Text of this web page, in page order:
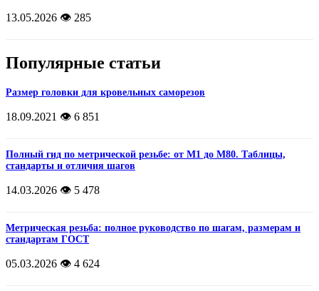
13.05.2026 👁️ 285
Популярные статьи
Размер головки для кровельных саморезов
18.09.2021 👁️ 6 851
Полный гид по метрической резьбе: от М1 до М80. Таблицы,
стандарты и отличия шагов
14.03.2026 👁️ 5 478
Метрическая резьба: полное руководство по шагам, размерам и
стандартам ГОСТ
05.03.2026 👁️ 4 624